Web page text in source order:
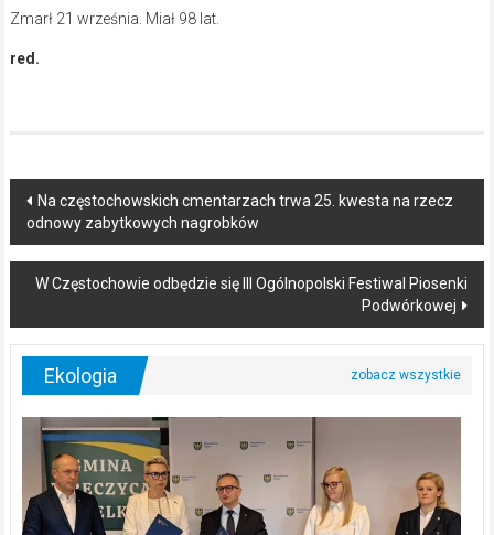
Zmarł 21 września. Miał 98 lat.
red.
Post
navigation
Na częstochowskich cmentarzach trwa 25. kwesta na rzecz
odnowy zabytkowych nagrobków
W Częstochowie odbędzie się III Ogólnopolski Festiwal Piosenki
Podwórkowej
Ekologia